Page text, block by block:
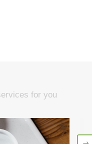
for you
复合膜、袋检测